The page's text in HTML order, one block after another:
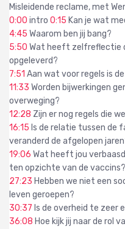
Misleidende reclame, met
0:00 intro 0:15 Kan je wat
4:45 Waarom ben jij bang?
5:50 Wat heeft zelfreflectie
opgeleverd?
7:51 Aan wat voor regels is
11:33 Worden bijwerkingen
overweging?
12:28 Zijn er nog regels die
16:15 Is de relatie tussen de
veranderd de afgelopen
19:06 Wat heeft jou
ten opzichte van de vaccins?
27:23 Hebben we niet een
leven geroepen?
30:37 Is de overheid te zeer
36:08 Hoe kijk jij naar de rol